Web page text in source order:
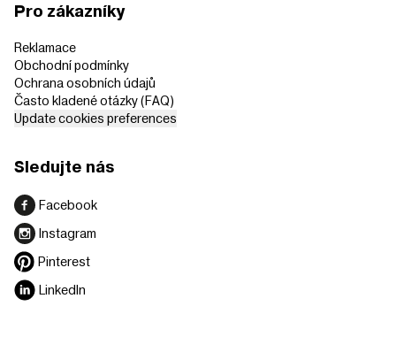
Pro zákazníky
Reklamace
Obchodní podmínky
Ochrana osobních údajů
Často kladené otázky (FAQ)
Update cookies preferences
Sledujte nás
Facebook
Instagram
Pinterest
LinkedIn